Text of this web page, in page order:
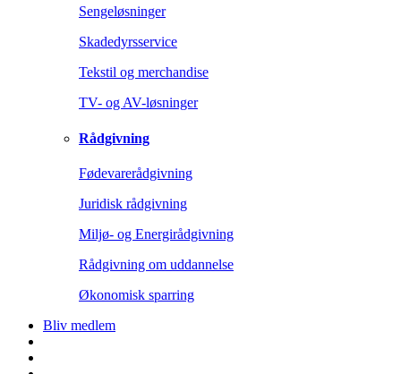
Sengeløsninger
Skadedyrsservice
Tekstil og merchandise
TV- og AV-løsninger
Rådgivning
Fødevarerådgivning
Juridisk rådgivning
Miljø- og Energirådgivning
Rådgivning om uddannelse
Økonomisk sparring
Bliv medlem